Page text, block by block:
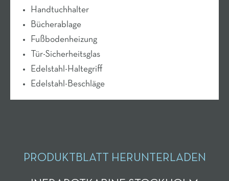
Handtuchhalter
Bücherablage
Fußbodenheizung
Tür-Sicherheitsglas
Edelstahl-Haltegriff
Edelstahl-Beschläge
PRODUKTBLATT HERUNTERLADEN